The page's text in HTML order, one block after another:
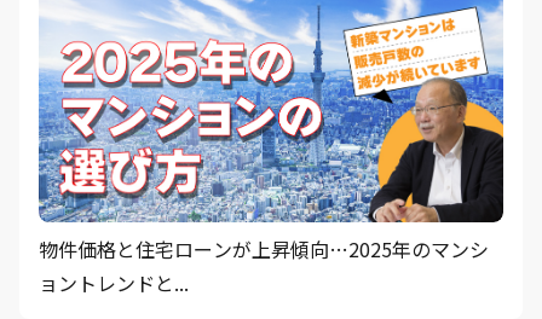
物件価格と住宅ローンが上昇傾向…2025年のマンシ
ョントレンドと...